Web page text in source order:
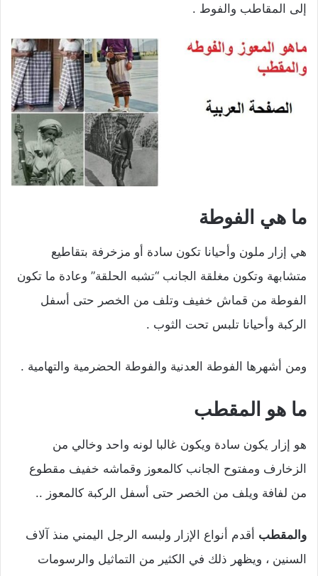
إلى المقاطب والفوط .
ما هي الفوطة
هي إزار ملون وأحيانا تكون سادة أو مزخرفة بتقاطيع
متشابهة وتكون مغلقة الجانب “تشبه الحلقة” وعادة ما تكون
الفوطة من قماش خفيف وتلف من الخصر حتى أسفل
الركبة وأحيانا تلبس تحت الثوب .
ومن أشهرها الفوطة العدنية والفوطة الحضرمية والتهامية .
ما هو المقطب
هو إزار يكون سادة ويكون غالبا لونه واحد وخالي من
الزخارف ومفتوح الجانب كالمعوز وقماشه خفيف مقطوع
من لفافة ويلف من الخصر حتى أسفل الركبة كالمعوز ..
والمقطب أقدم أنواع الإزار ولبسه الرجل اليمني منذ آلاف
السنين ، ويظهر ذلك في الكثير من التماثيل والرسومات